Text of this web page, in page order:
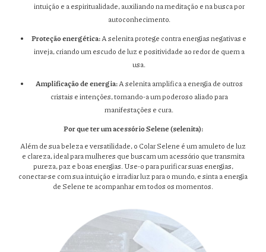
intuição e a espiritualidade, auxiliando na meditação e na busca por
autoconhecimento.
Proteção energética:A selenita protege contra energias negativas e
inveja, criando um escudo de luz e positividade ao redor de quem a
usa.
Amplificação de energia:A selenita amplifica a energia de outros
cristais e intenções, tornando-a um poderoso aliado para
manifestações e cura.
Por que ter um acessório Selene (selenita):
Além de sua beleza e versatilidade, o Colar Selene é um amuleto de luz
e clareza, ideal para mulheres que buscam um acessório que transmita
pureza, paz e boas energias. Use-o para purificar suas energias,
conectar-se com sua intuição e irradiar luz para o mundo, e sinta a energia
de Selene te acompanhar em todos os momentos.